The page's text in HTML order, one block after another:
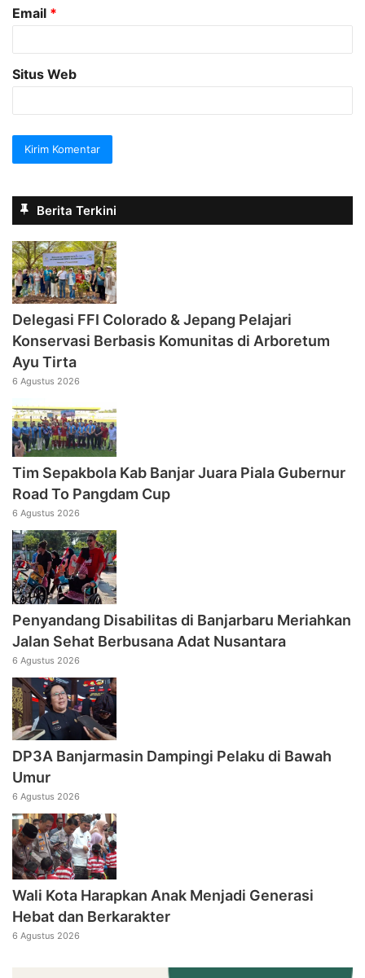
Email *
Situs Web
Berita Terkini
Delegasi FFI Colorado & Jepang Pelajari
Konservasi Berbasis Komunitas di Arboretum
Ayu Tirta
6 Agustus 2026
Tim Sepakbola Kab Banjar Juara Piala Gubernur
Road To Pangdam Cup
6 Agustus 2026
Penyandang Disabilitas di Banjarbaru Meriahkan
Jalan Sehat Berbusana Adat Nusantara
6 Agustus 2026
DP3A Banjarmasin Dampingi Pelaku di Bawah
Umur
6 Agustus 2026
Wali Kota Harapkan Anak Menjadi Generasi
Hebat dan Berkarakter
6 Agustus 2026